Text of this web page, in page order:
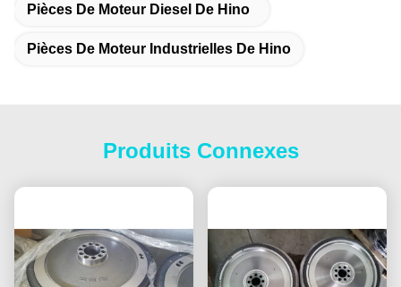
Pièces De Moteur Diesel De Hino
Pièces De Moteur Industrielles De Hino
Produits Connexes